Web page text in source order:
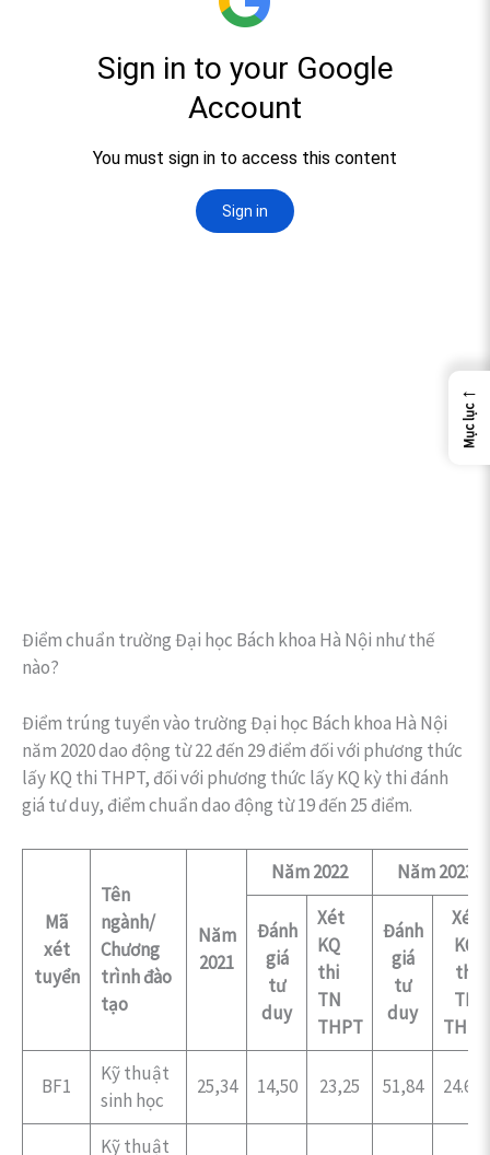
Điểm chuẩn trường Đại học Bách khoa Hà Nội như thế
nào?
Điểm trúng tuyển vào trường Đại học Bách khoa Hà Nội
năm 2020 dao động từ 22 đến 29 điểm đối với phương thức
lấy KQ thi THPT, đối với phương thức lấy KQ kỳ thi đánh
giá tư duy, điểm chuẩn dao động từ 19 đến 25 điểm.
Mã
xét
tuyển
Tên
ngành/
Chương
trình đào
tạo
Năm
2021
Năm 2022 Năm 2023
Đánh
giá
tư
duy
Xét
KQ
thi
TN
THPT
Đánh
giá
tư
duy
Xét
KQ
thi
TN
THPT
BF1
Kỹ thuật
sinh học
25,34 14,50 23,25 51,84 24.60
Kỹ thuật
←
Mục lục